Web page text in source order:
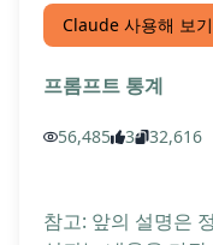
Claude 사용해 보기
프롬프트 통계
56,485 3 32,616
참고: 앞의 설명은